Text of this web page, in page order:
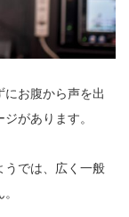
お腹から声を出
があります。
うでは、広く一般